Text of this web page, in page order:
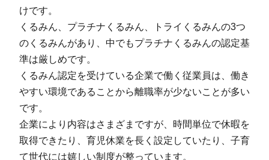
けです。
くるみん、プラチナくるみん、トライくるみんの3つ
のくるみんがあり、中でもプラチナくるみんの認定基
準は厳しめです。
くるみん認定を受けている企業で働く従業員は、働き
やすい環境であることから離職率が少ないことが多い
です。
企業により内容はさまざまですが、時間単位で休暇を
取得できたり、育児休業を長く設定していたり、子育
て世代には嬉しい制度が整っています。